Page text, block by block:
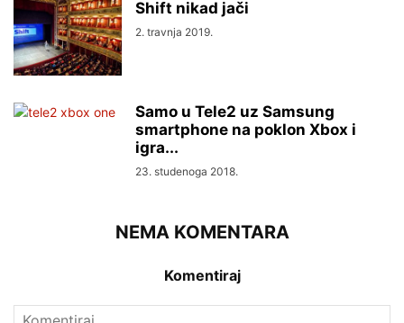
Shift nikad jači
2. travnja 2019.
Samo u Tele2 uz Samsung
smartphone na poklon Xbox i
igra...
23. studenoga 2018.
NEMA KOMENTARA
Komentiraj